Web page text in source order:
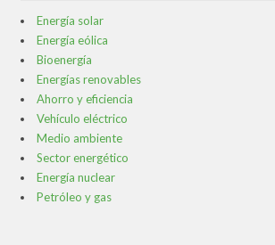
Energía solar
Energía eólica
Bioenergía
Energías renovables
Ahorro y eficiencia
Vehículo eléctrico
Medio ambiente
Sector energético
Energía nuclear
Petróleo y gas